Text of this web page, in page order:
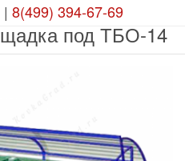
| 8(499) 394-67-69
под ТБО-14